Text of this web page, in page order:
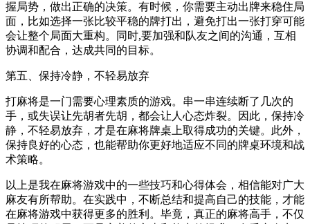
握局势，做出正确的决策。有时候，你需要主动出牌来稳住局
面，比如选择一张比较平稳的牌打出，避免打出一张打穿可能
会让整个局面大重构。同时,要加强和队友之间的沟通，互相
协调和配合，达成共同的目标。
第五、保持冷静，不轻易放弃
打麻将是一门需要心理素质的游戏。串一串连续断了几次的
手，或失误让先胡者先胡，都会让人心态炸裂。因此，保持冷
静，不轻易放弃，才是在麻将牌桌上取得成功的关键。此外，
保持良好的心态，也能帮助你更好地适应不同的牌桌环境和战
术策略。
以上是我在麻将游戏中的一些技巧和心得体会，相信能对广大
麻友有所帮助。在实践中，不断总结和提高自己的技能，才能
在麻将游戏中获得更多的胜利。毕竟，真正的麻将高手，不仅